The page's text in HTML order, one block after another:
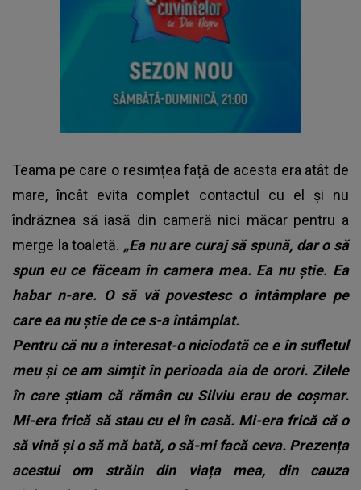
Teama pe care o resimțea față de acesta era atât de
mare, încât evita complet contactul cu el și nu
îndrăznea să iasă din cameră nici măcar pentru a
merge la toaletă. „Ea nu are curaj să spună, dar o să
spun eu ce făceam în camera mea. Ea nu știe. Ea
habar n-are. O să vă povestesc o întâmplare pe
care ea nu știe de ce s-a întâmplat.
Pentru că nu a interesat-o niciodată ce e în sufletul
meu și ce am simțit în perioada aia de orori. Zilele
în care știam că rămân cu Silviu erau de coșmar.
Mi-era frică să stau cu el în casă. Mi-era frică că o
să vină și o să mă bată, o să-mi facă ceva. Prezența
acestui om străin din viața mea, din cauza